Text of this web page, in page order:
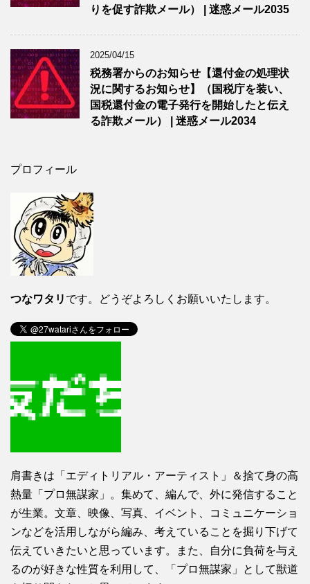
りを促す詐欺メール） | 迷惑メール2035
2025/04/15
税務署からのお知らせ【還付金の処理状
況に関するお知らせ】（国税庁を装い、
国税還付金の電子発行を開始したと伝え
る詐欺メール） | 迷惑メール2034
プロフィール
つなワタリ です。どうぞよろしくお願いいたします。
肩書きは「エディトリアル・アーティスト」＆捨て身の高
熱量「プロ無謀家」。集めて、編んで、外に発信すること
が生業。文章、映像、写真、イベント、コミュニケーショ
ンなどを活用しながら編み、考えていることを掘り下げて
伝えていきたいと思っています。また、自分に負荷を与え
るのが好きな性質を利用して、「プロ無謀家」として獣道